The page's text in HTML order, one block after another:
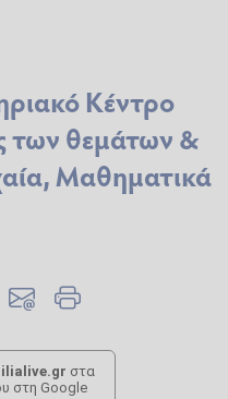
Κέντρο
των θεμάτων &
Μαθηματικά
ilialive.gr στα
στη Google